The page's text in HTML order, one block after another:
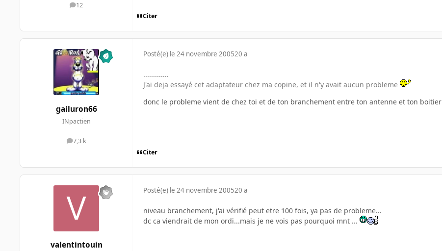
12
messages
Citer
gailuron66
INpactien
7,3 k
messages
Posté(e) le 24 novembre 200520 a
.............
J'ai deja essayé cet adaptateur chez ma copine, et il n'y avait aucun probleme
donc le probleme vient de chez toi et de ton branchement entre ton antenne et ton boitier
Citer
valentintouin
Posté(e) le 24 novembre 200520 a
niveau branchement, j'ai vérifié peut etre 100 fois, ya pas de probleme...
dc ca viendrait de mon ordi...mais je ne vois pas pourquoi mnt ...